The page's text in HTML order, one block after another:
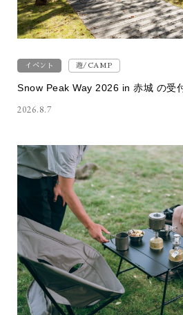
イベント 遊/CAMP
Snow Peak Way 2026 in 赤城 の受
2026.8.7